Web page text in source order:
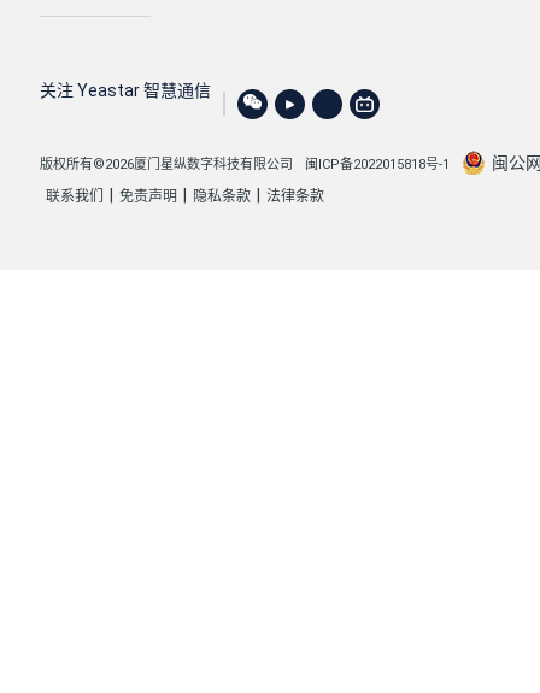
关注 Yeastar 智慧通信
版权所有©2026厦门星纵数字科技有限公司 闽ICP备2022015818号-1 闽公
联系我们 免责声明 隐私条款 法律条款